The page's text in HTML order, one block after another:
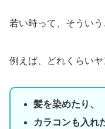
若い時って、そうい
例えば、どれくらいヤ
髪を染めたり、
カラコンも入れ